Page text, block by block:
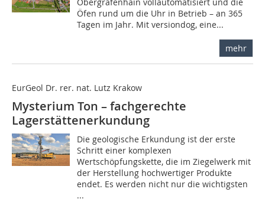
Öfen rund um die Uhr in Betrieb – an 365
Tagen im Jahr. Mit versiondog, eine...
mehr
EurGeol Dr. rer. nat. Lutz Krakow
Mysterium Ton – fachgerechte
Lagerstättenerkundung
Die geologische Erkundung ist der erste
Schritt einer komplexen
Wertschöpfungskette, die im Ziegelwerk mit
der Herstellung hochwertiger Produkte
endet. Es werden nicht nur die wichtigsten
...